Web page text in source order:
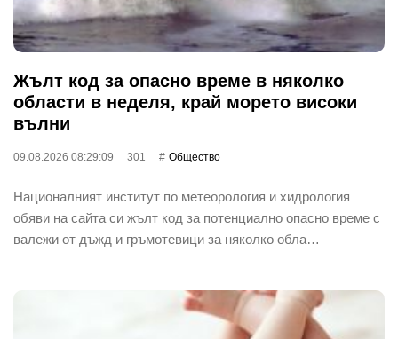
Жълт код за опасно време в няколко
области в неделя, край морето високи
вълни
09.08.2026 08:29:09 301 Общество
Националният институт по метеорология и хидрология
обяви на сайта си жълт код за потенциално опасно време с
валежи от дъжд и гръмотевици за няколко обла…